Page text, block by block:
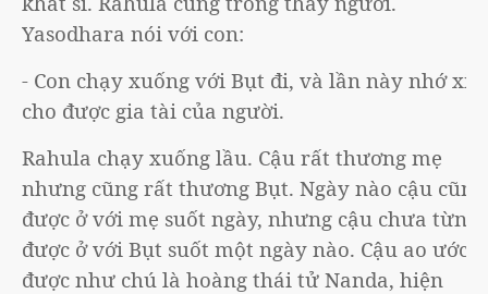
Yasodhara nói với con:
- Con chạy xuống với Bụt đi, và lần này nhớ xin
cho được gia tài của người.
Rahula chạy xuống lầu. Cậu rất thương mẹ
nhưng cũng rất thương Bụt. Ngày nào cậu cũng
được ở với mẹ suốt ngày, nhưng cậu chưa từng
được ở với Bụt suốt một ngày nào. Cậu ao ước
được như chú là hoàng thái tử Nanda, hiện